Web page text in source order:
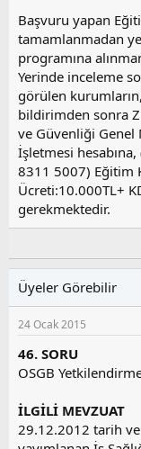
Başvuru yapan
tamamlanmadan
programına
Yerinde inceleme
görülen
bildirimden sonra
ve Güvenliği
İşletmesi
8311 5007) Eğitim
Ücreti:10.000TL+
gerekmektedir.
Üyeler Görebilir
24 Ocak 2015
46. SORU
OSGB
İLGİLİ MEVZUAT
29.12.2012 tarih ve